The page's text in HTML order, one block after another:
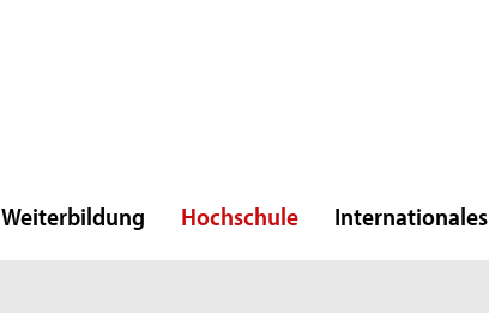
Weiterbildung Hochschule Internationales